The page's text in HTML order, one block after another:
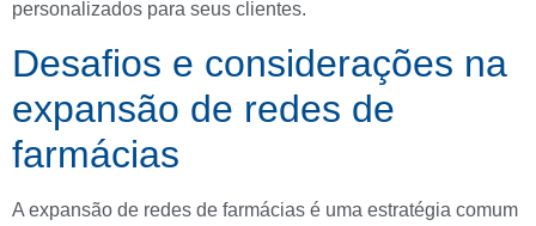
personalizados para seus clientes.
Desafios e considerações na
expansão de redes de
farmácias
A expansão de redes de farmácias é uma estratégia comum